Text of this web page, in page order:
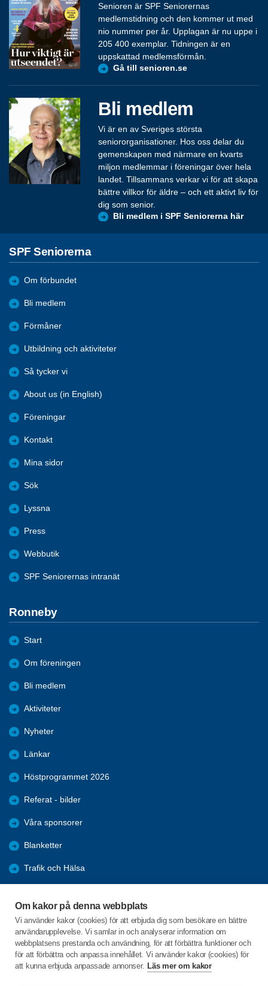
Om kakor på denna webbplats
Vi använder kakor (cookies) för att erbjuda dig som besökare en bättre
användarupplevelse. Vi samlar in och analyserar information om
webbplatsens prestanda och användning, för att förbättra funktioner och
för att förbättra och anpassa innehållet. Vi använder kakor (cookies) för
att kunna erbjuda anpassade annonser. Läs mer om kakor
Senioren är SPF Seniorernas
medlemstidning och den kommer ut med
nio nummer per år. Upplagan är nu uppe i
205 400 exemplar. Tidningen är en
uppskattad medlemsförmån.
Gå till senioren.se
Bli medlem
Vi är en av Sveriges största
seniororganisationer. Hos oss delar du
gemenskapen med närmare en kvarts
miljon medlemmar i föreningar över hela
landet. Tillsammans verkar vi för att skapa
bättre villkor för äldre – och ett aktivt liv för
dig som senior.
Bli medlem i SPF Seniorerna här
SPF Seniorerna
Om förbundet
Bli medlem
Förmåner
Utbildning och aktiviteter
Så tycker vi
About us (in English)
Föreningar
Kontakt
Mina sidor
Sök
Lyssna
Press
Webbutik
SPF Seniorernas intranät
Ronneby
Start
Om föreningen
Bli medlem
Aktiviteter
Nyheter
Länkar
Höstprogrammet 2026
Referat - bilder
Våra sponsorer
Blanketter
Trafik och Hälsa
Föreningars öppna aktiviteter
Seniorrådet med rapporter
C/o:Kerstin la Fleur Jeppsson